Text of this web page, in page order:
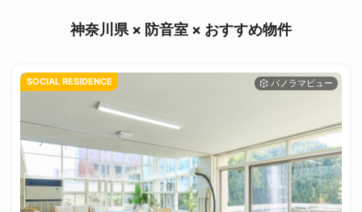
神奈川県 × 防音室 × おすすめ物件
SOCIAL RESIDENCE